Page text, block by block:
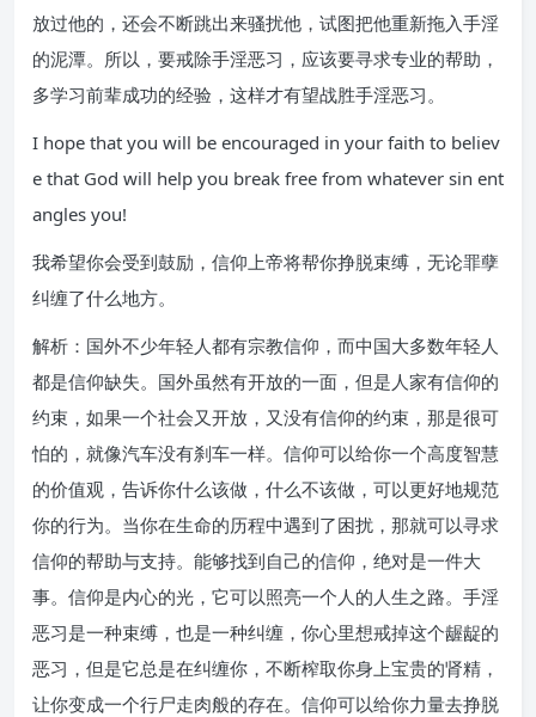
放过他的，还会不断跳出来骚扰他，试图把他重新拖入手淫
的泥潭。所以，要戒除手淫恶习，应该要寻求专业的帮助，
多学习前辈成功的经验，这样才有望战胜手淫恶习。
I hope that you will be encouraged in your faith to believ
e that God will help you break free from whatever sin ent
angles you!
我希望你会受到鼓励，信仰上帝将帮你挣脱束缚，无论罪孽
纠缠了什么地方。
解析：国外不少年轻人都有宗教信仰，而中国大多数年轻人
都是信仰缺失。国外虽然有开放的一面，但是人家有信仰的
约束，如果一个社会又开放，又没有信仰的约束，那是很可
怕的，就像汽车没有刹车一样。信仰可以给你一个高度智慧
的价值观，告诉你什么该做，什么不该做，可以更好地规范
你的行为。当你在生命的历程中遇到了困扰，那就可以寻求
信仰的帮助与支持。能够找到自己的信仰，绝对是一件大
事。信仰是内心的光，它可以照亮一个人的人生之路。手淫
恶习是一种束缚，也是一种纠缠，你心里想戒掉这个龌龊的
恶习，但是它总是在纠缠你，不断榨取你身上宝贵的肾精，
让你变成一个行尸走肉般的存在。信仰可以给你力量去挣脱